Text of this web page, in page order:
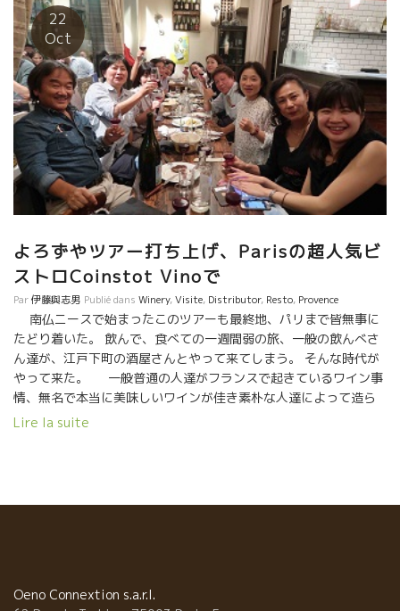
数時間後に日本へ帰国する途中で,自然派ワイン試飲会開催中の
Coinstot Vinoに寄ってくれました。 渋谷さんは、日本で自然派
ワインを初期の頃より、理解をしている数少ないソムリエさんだ
った。 頭が柔らかく、妙な壁をつくらないで現場で起きているこ
とを常に大切にしている貴重な人だと思う。 今では、グラン・ク
リュ・クラッセの蔵まで自然な造りをするようになってきた。 世
界中の著名レストランが自然なワインを扱う今、この造りのワイ
ンを無視してワインの仕事ができない時代になってきた。 何故？
最も、贅沢で、難しい造り方で、グンを抜いて繊細で、ピュアー
なワインになるからである。 世界中の一流シェフの、無駄を省い
たピュアーで繊細な料理にはピッタリの相性だからである。 時代
22
Oct
よろずやツアー打ち上げ、Parisの超人気ビ
ストロCoinstot Vinoで
Par伊藤與志男 Publié dans Winery,Visite, Distributor, Resto, Provence
南仏ニースで始まったこのツアーも最終地、パリまで皆無事に
たどり着いた。 飲んで、食べての一週間弱の旅、一般の飲んべさ
ん達が、江戸下町の酒屋さんとやって来てしまう。 そんな時代が
やって来た。 一般普通の人達がフランスで起きているワイン事
情、無名で本当に美味しいワインが佳き素朴な人達によって造ら
れている現場を見にやって来る。 醸造家の生き方、人柄にふれた
を提供するフランスの現場にも触れて頂きました。楽しかったで
Lire la suite
Oeno Connextion s.a.r.l.